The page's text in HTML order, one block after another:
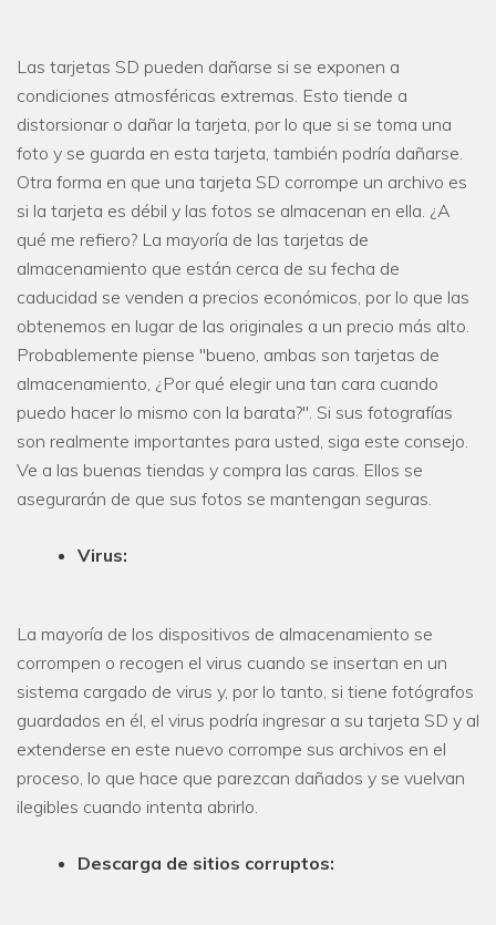
Las tarjetas SD pueden dañarse si se exponen a
condiciones atmosféricas extremas. Esto tiende a
distorsionar o dañar la tarjeta, por lo que si se toma una
foto y se guarda en esta tarjeta, también podría dañarse.
Otra forma en que una tarjeta SD corrompe un archivo es
si la tarjeta es débil y las fotos se almacenan en ella. ¿A
qué me refiero? La mayoría de las tarjetas de
almacenamiento que están cerca de su fecha de
caducidad se venden a precios económicos, por lo que las
obtenemos en lugar de las originales a un precio más alto.
Probablemente piense "bueno, ambas son tarjetas de
almacenamiento, ¿Por qué elegir una tan cara cuando
puedo hacer lo mismo con la barata?". Si sus fotografías
son realmente importantes para usted, siga este consejo.
Ve a las buenas tiendas y compra las caras. Ellos se
asegurarán de que sus fotos se mantengan seguras.
Virus:
La mayoría de los dispositivos de almacenamiento se
corrompen o recogen el virus cuando se insertan en un
sistema cargado de virus y, por lo tanto, si tiene fotógrafos
guardados en él, el virus podría ingresar a su tarjeta SD y al
extenderse en este nuevo corrompe sus archivos en el
proceso, lo que hace que parezcan dañados y se vuelvan
ilegibles cuando intenta abrirlo.
Descarga de sitios corruptos: